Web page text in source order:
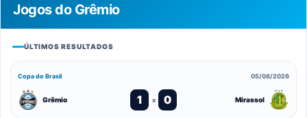
Jogos do Grêmio
ÚLTIMOS RESULTADOS
Copa do Brasil 05/08/2026
Grêmio 1 x 0 Mirassol